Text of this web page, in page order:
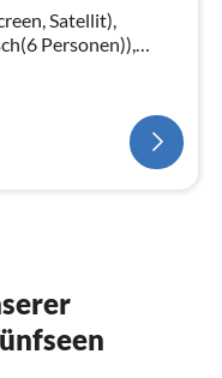
Satellit),
Personen)),